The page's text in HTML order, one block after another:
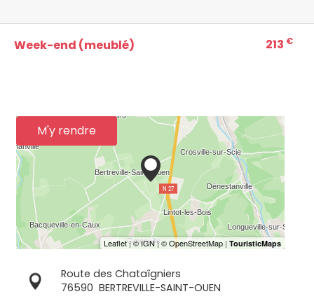
Week-end (meublé) 213 €
M'y rendre
Route des Chataîgniers
76590 BERTREVILLE-SAINT-OUEN